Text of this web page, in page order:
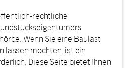
rechtliche
Wenn Sie eine Baulast
lassen möchten, ist ein
Diese Seite bietet Ihnen